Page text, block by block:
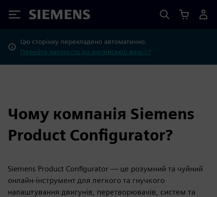
Siemens
Цю сторінку перекладено автоматично.
Перейти натомість до англійської версії?
Чому компанія Siemens
Product Configurator?
Siemens Product Configurator — це розумний та чуйний
онлайн-інструмент для легкого та гнучкого
налаштування двигунів, перетворювачів, систем та